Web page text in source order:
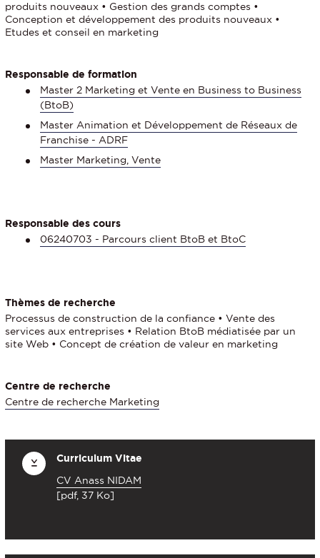
produits nouveaux • Gestion des grands comptes •
Conception et développement des produits nouveaux •
Etudes et conseil en marketing
Responsable de formation
Master 2 Marketing et Vente en Business to Business
(BtoB)
Master Animation et Développement de Réseaux de
Franchise - ADRF
Master Marketing, Vente
Responsable des cours
06240703 - Parcours client BtoB et BtoC
Thèmes de recherche
Processus de construction de la confiance • Vente des
services aux entreprises • Relation BtoB médiatisée par un
site Web • Concept de création de valeur en marketing
Centre de recherche
Centre de recherche Marketing
Curriculum Vitae
CV Anass NIDAM
[pdf, 37 Ko]